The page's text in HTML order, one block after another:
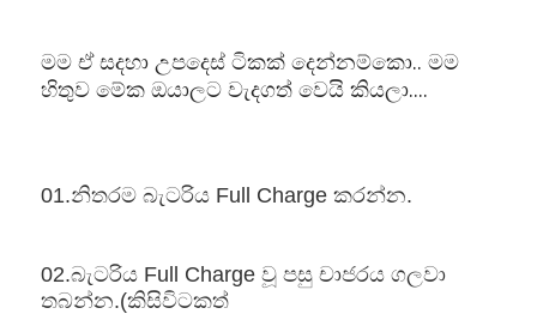
මම ඒ සදහා උපදෙස් ටිකක් දෙන්නම්කො.. මම
හිතුව මේක ඔයාලට වැදගත් වෙයි කියලා....
01.නිතරම බැටරිය Full Charge කරන්න.
02.බැටරිය Full Charge වූ පසු චාජරය ගලවා
තබන්න.(කිසිවිටකත්